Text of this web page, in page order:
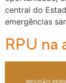
central do
emergências
RPU na